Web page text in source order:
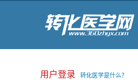
用户登录 转化医学是什么？